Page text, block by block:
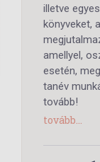
illetve
könyveket,
amellyel,
esetén,
tanév
tovább!
tovább...